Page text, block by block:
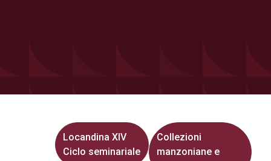
Locandina XIV
Ciclo seminariale
Collezioni
manzoniane e